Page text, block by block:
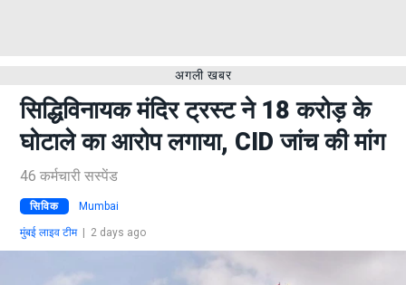
अगली खबर
सिद्धिविनायक मंदिर ट्रस्ट ने 18 करोड़ के
घोटाले का आरोप लगाया, CID जांच की मांग
46 कर्मचारी सस्पेंड
सिविक Mumbai
मुंबई लाइव टीम| 2 days ago